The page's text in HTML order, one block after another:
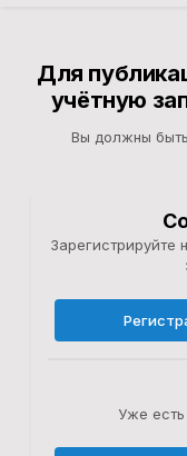
Для
учётную
Вы должны
Зарегистрируйте
Уже есть